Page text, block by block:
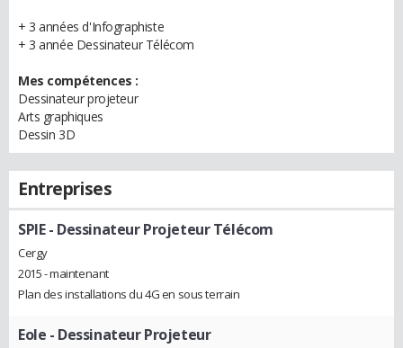
+ 3 années d'Infographiste
+ 3 année Dessinateur Télécom
Mes compétences :
Dessinateur projeteur
Arts graphiques
Dessin 3D
Entreprises
SPIE- Dessinateur Projeteur Télécom
Cergy
2015 - maintenant
Plan des installations du 4G en sous terrain
Eole - Dessinateur Projeteur